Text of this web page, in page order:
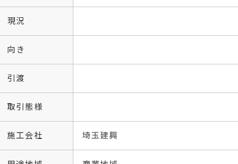
現況
向き
引渡
取引態様
施工会社 埼玉建興